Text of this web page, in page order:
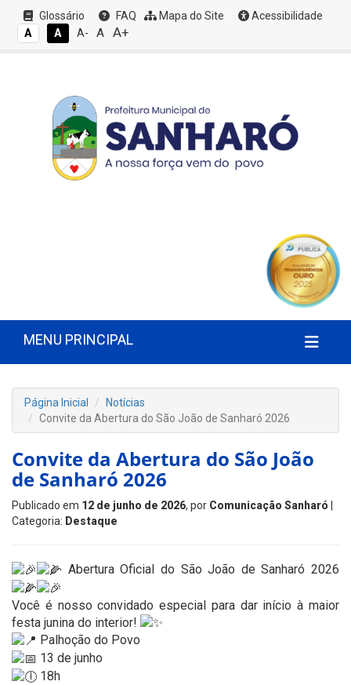
Glossário FAQ Mapa do Site
Acessibilidade
A
A A- A A+
MENU PRINCIPAL
Página Inicial
Notícias
Convite da Abertura do São João de Sanharó 2026
Convite da Abertura do São João
de Sanharó 2026
Publicado em 12 de junho de 2026, por Comunicação Sanharó
Categoria: Destaque
Abertura Oficial do São João de Sanharó 2026
Você é nosso convidado especial para dar início à maior
festa junina do interior!
Palhoção do Povo
13 de junho
18h